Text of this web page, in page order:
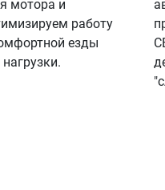
мотора и
работу
езды